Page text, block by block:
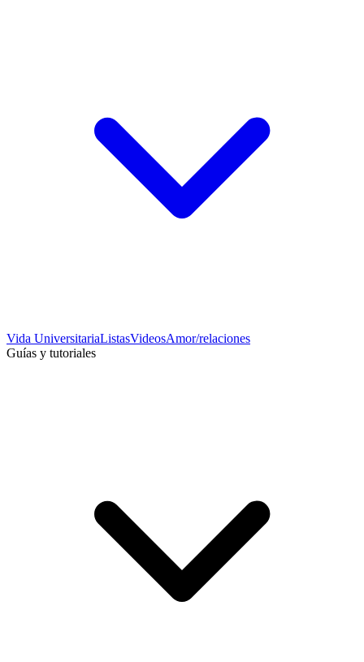
Vida UniversitariaListasVideosAmor/relaciones
Guías y tutoriales